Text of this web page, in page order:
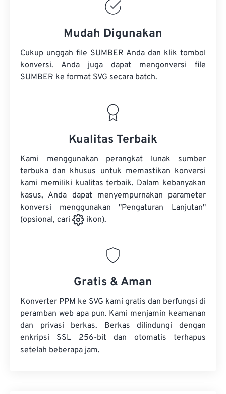
Mudah Digunakan
Cukup unggah file SUMBER Anda dan klik tombol
konversi. Anda juga dapat mengonversi file
SUMBER ke format SVG secara batch.
Kualitas Terbaik
Kami menggunakan perangkat lunak sumber
terbuka dan khusus untuk memastikan konversi
kami memiliki kualitas terbaik. Dalam kebanyakan
kasus, Anda dapat menyempurnakan parameter
konversi menggunakan "Pengaturan Lanjutan"
(opsional, cari
ikon).
Gratis & Aman
Konverter PPM ke SVG kami gratis dan berfungsi di
peramban web apa pun. Kami menjamin keamanan
dan privasi berkas. Berkas dilindungi dengan
enkripsi SSL 256-bit dan otomatis terhapus
setelah beberapa jam.